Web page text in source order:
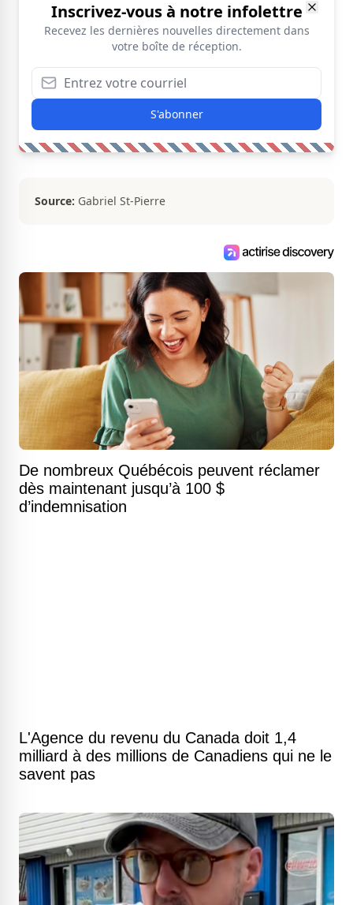
Inscrivez-vous à notre infolettre
Recevez les dernières nouvelles directement dans
votre boîte de réception.
S'abonner
Source: Gabriel St-Pierre
De nombreux Québécois peuvent réclamer
dès maintenant jusqu’à 100 $
d’indemnisation
L'Agence du revenu du Canada doit 1,4
milliard à des millions de Canadiens qui ne le
savent pas